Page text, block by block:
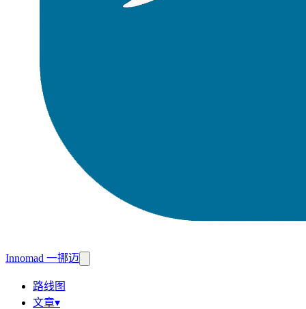
Innomad 一挪迈
路线图
文章▾